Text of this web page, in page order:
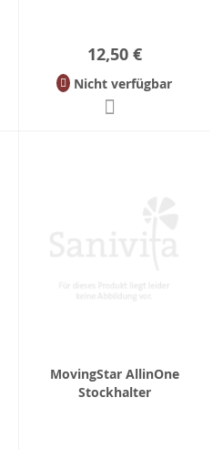
12,50 €
Nicht verfügbar
MovingStar AllinOne
Stockhalter